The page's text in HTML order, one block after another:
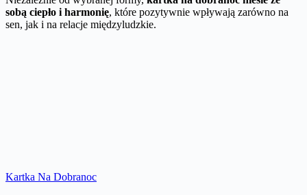
sobą ciepło i harmonię, które pozytywnie wpływają zarówno na
sen, jak i na relacje międzyludzkie.
Kartka Na Dobranoc